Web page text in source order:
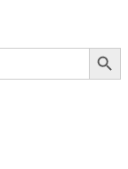
Search Button